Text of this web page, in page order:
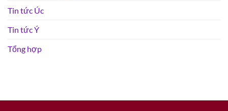
Tin tức Úc
Tin tức Ý
Tổng hợp